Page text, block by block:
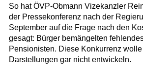
So hat ÖVP-Obmann Vizekanzler
der Pressekonferenz nach der
September auf die Frage nach den
gesagt: Bürger bemängelten
Pensionisten. Diese Konkurrenz
Darstellungen gar nicht entwickeln.